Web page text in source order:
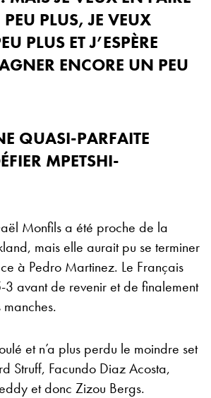
PLUS, JE VEUX
PLUS ET J’ESPÈRE
ENCORE UN PEU
QUASI-PARFAITE
MPETSHI-
Monfils a été proche de la
mais elle aurait pu se terminer
à Pedro Martinez. Le Français
avant de revenir et de finalement
manches.
et n’a plus perdu le moindre set
Struff, Facundo Diaz Acosta,
et donc Zizou Bergs.